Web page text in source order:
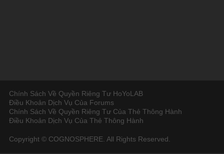
Chính Sách Về Quyền Riêng Tư HoYoLAB
Điều Khoản Dịch Vụ Của Forums
Chính Sách Về Quyền Riêng Tư Của Thẻ Thông Hành
Điều Khoản Dịch Vụ Của Thẻ Thông Hành
Copyright © COGNOSPHERE. All Rights Reserved.